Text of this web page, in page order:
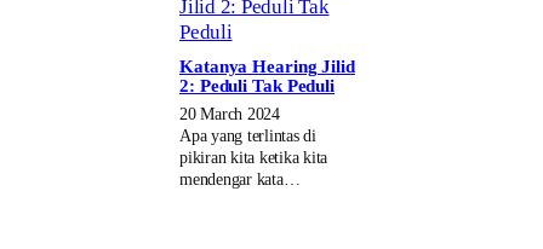
Katanya Hearing Jilid
2: Peduli Tak Peduli
20 March 2024
Apa yang terlintas di
pikiran kita ketika kita
mendengar kata…